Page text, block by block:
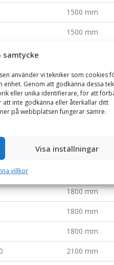
samtycke
använder vi tekniker som cookies
Genom att godkänna dessa
eller unika identifierare, för att
inte godkänna eller återkallar ditt
på webbplatsen fungerar sämre.
Visa inställningar
villkor
1500 mm
1500 mm
1500 mm
1800 mm
1800 mm
1800 mm
1800 mm
1800 mm
1800 mm
2100 mm